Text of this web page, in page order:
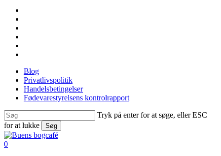
Skip
main
content
Blog
Privatlivspolitik
Handelsbetingelser
Fødevarestyrelsens kontrolrapport
Tryk på enter for at søge, eller ESC
for at lukke
Søg
Close
Search
search
0